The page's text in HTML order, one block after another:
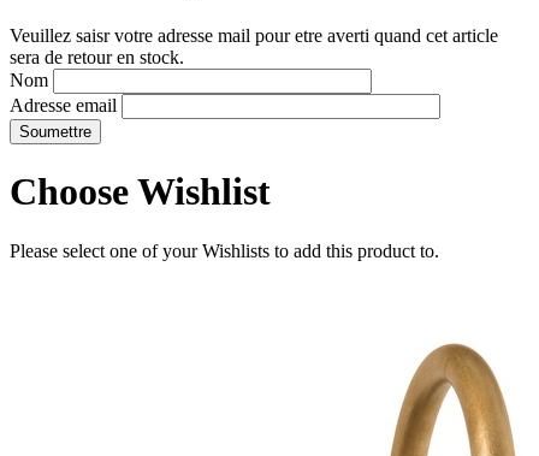
Veuillez saisr votre adresse mail pour etre averti quand cet article
sera de retour en stock.
Nom
Adresse email
Choose Wishlist
Please select one of your Wishlists to add this product to.